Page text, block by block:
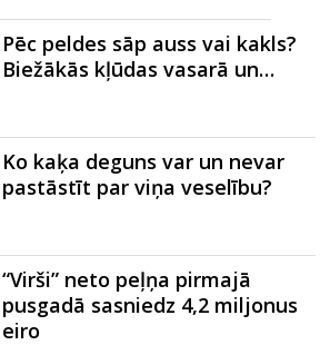
Pēc peldes sāp auss vai kakls?
Biežākās kļūdas vasarā un…
Ko kaķa deguns var un nevar
pastāstīt par viņa veselību?
“Virši” neto peļņa pirmajā
pusgadā sasniedz 4,2 miljonus
eiro